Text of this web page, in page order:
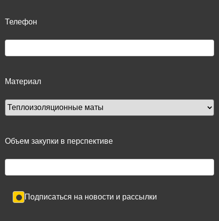
Телефон
Материал
Объем закупки в перспективе
Подписаться на новости и рассылки